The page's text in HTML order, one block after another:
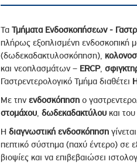
Τα Τμήματα Ενδοσκοπήσεων -
πλήρως εξοπλισμένη ενδοσκοπική
(δωδεκαδακτυλοσκόπηση),
και νεοπλασμάτων – ERCP,
Γαστρεντερολογικό Τμήμα διαθέτει
Με την ενδοσκόπησηο
στομάχου, δωδεκαδακτύλουκαι του
Η διαγνωστική ενδοσκόπηση
πεπτικό σύστημα (παχύ έντερο) σε
βιοψίες και να επιβεβαιώσει